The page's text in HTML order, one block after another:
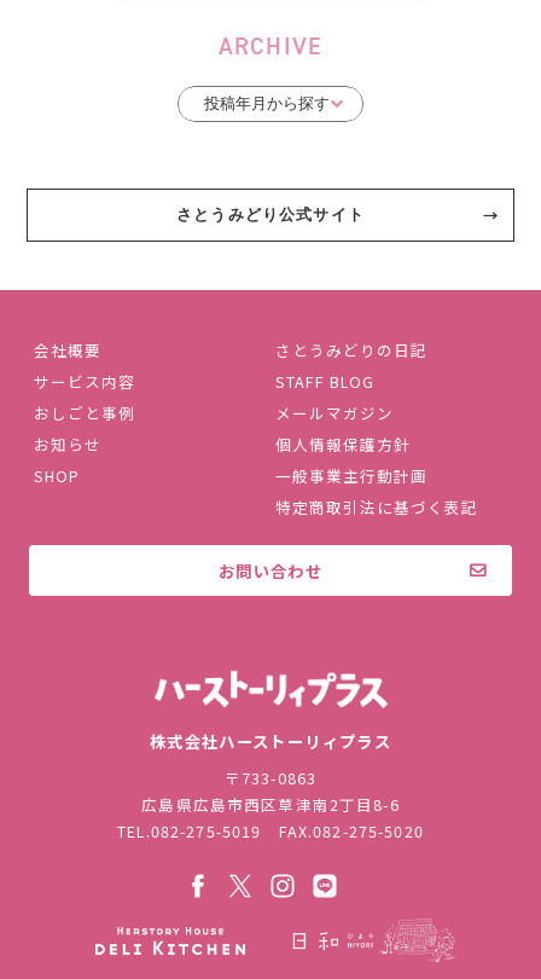
ARCHIVE
さとうみどり公式サイト
会社概要
サービス内容
おしごと事例
お知らせ
SHOP
さとうみどりの日記
STAFF BLOG
メールマガジン
個人情報保護方針
一般事業主行動計画
特定商取引法に基づく表記
お問い合わせ
株式会社ハーストーリィプラス
〒733-0863
広島県広島市西区草津南2丁目8-6
TEL.082-275-5019 FAX.082-275-5020